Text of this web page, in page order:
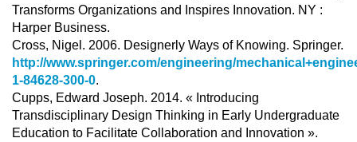
Transforms Organizations and Inspires Innovation. NY :
Harper Business.
Cross, Nigel. 2006. Designerly Ways of Knowing. Springer.
http://www.springer.com/engineering/
1-84628-300-0.
Cupps, Edward Joseph. 2014. « Introducing
Transdisciplinary Design Thinking in Early Undergraduate
Education to Facilitate Collaboration and Innovation ».